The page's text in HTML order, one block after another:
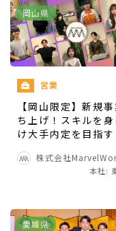
制作部担当者の
す。
仕事内容を担当者
だきます。直接
明点の確認や会
で使用している連
やり取りを行う
岡山県
営業
【岡山限定】新規
ち上げ！スキルを身
け大手内定を目指す
身につけ圧倒的に成
株式会社
本社:
愛媛県